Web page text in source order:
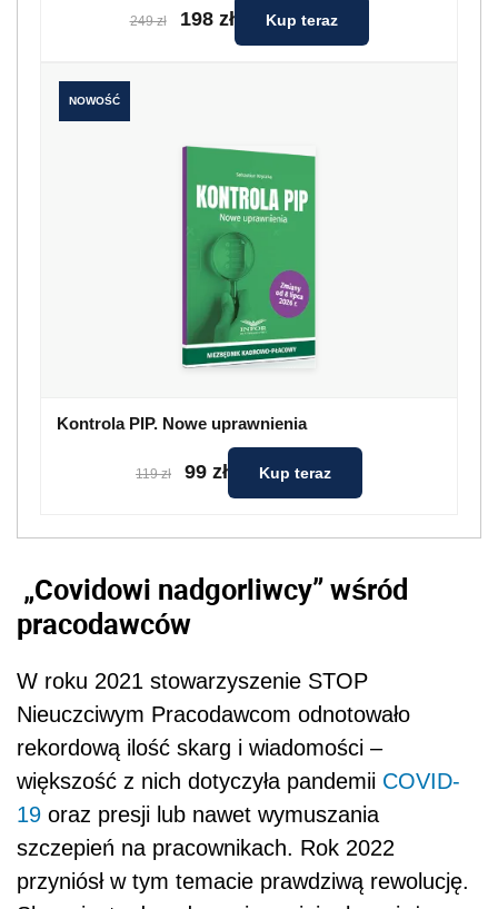
249 zł 198 zł Kup teraz
NOWOŚĆ
Kontrola PIP. Nowe uprawnienia
119 zł 99 zł Kup teraz
„Covidowi nadgorliwcy” wśród
pracodawców
W roku 2021 stowarzyszenie STOP
Nieuczciwym Pracodawcom odnotowało
rekordową ilość skarg i wiadomości –
większość z nich dotyczyła pandemii COVID-
19 oraz presji lub nawet wymuszania
szczepień na pracownikach. Rok 2022
przyniósł w tym temacie prawdziwą rewolucję.